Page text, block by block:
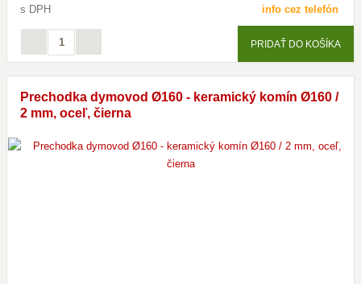
s DPH info cez telefón
PRIDAŤ DO KOŠÍKA
Prechodka dymovod Ø160 - keramický komín Ø160 /
2 mm, oceľ, čierna